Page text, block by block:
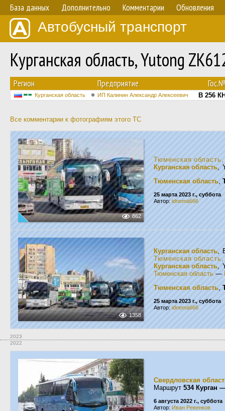
База данных Дополнительно Комментарии Обновления
Автобусный транспорт
Курганская область, Yutong
Регион Предприятие Гос.№
Курганская область ИП Калинин Александр Алексеевич В 256
Все комментарии к фотографиям этого ТС
862
Тюменская область
Курганская область,
Тюменская область,
25 марта 2023 г., суббота
Автор: idnema666
1358
Курганская область,
Тюменская область
Курганская область,
Тюменская область —
Тюменская область,
25 марта 2023 г., суббота
Автор: idnema666
2023
2022
Свердловская
Маршрут 534 Курган
6 августа 2022 г., суббота
Автор: Иван Ревенков